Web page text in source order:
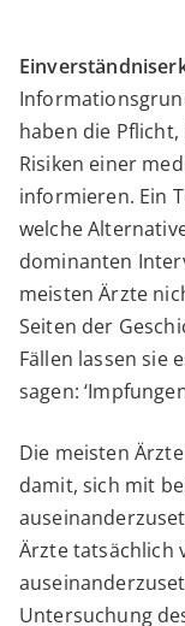
haben die
Risiken einer
informieren. Ein
welche
dominanten
meisten Ärzte
Seiten der
Fällen lassen sie
sagen:
Die meisten
damit, sich mit
Ärzte tatsächlich
Untersuchung